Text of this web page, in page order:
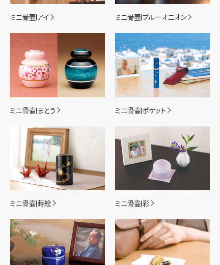
ミニ骨壷|アイ ミニ骨壷|ブルーオニオン
ミニ骨壷|まとう ミニ骨壷|ポケット
ミニ骨壷|蒔絵 ミニ骨壷|彩